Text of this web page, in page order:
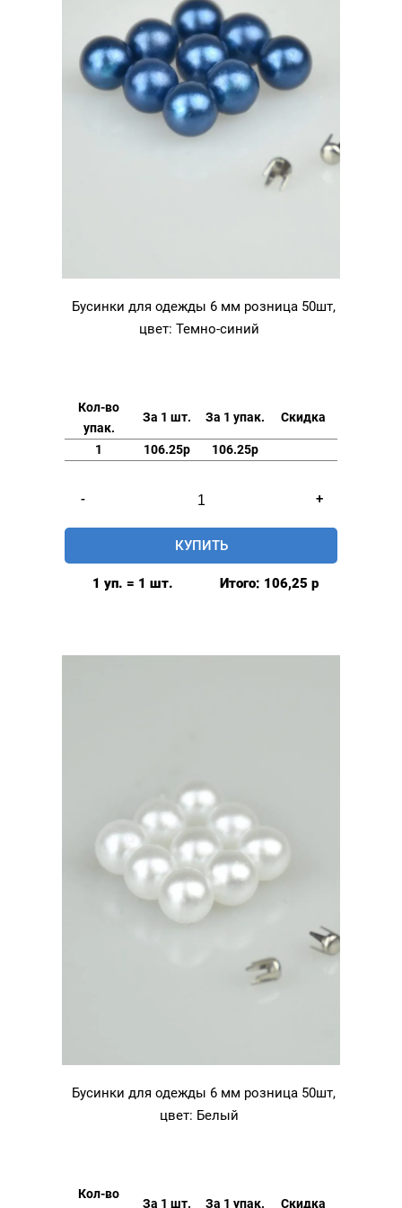
Бусинки для одежды 6 мм розница 50шт,
цвет: Темно-синий
Кол-во
упак.
За 1 шт. За 1 упак. Скидка
1 106.25р 106.25р
-
товара
Бусинки
для
+
КУПИТЬ
1 уп. = 1 шт. Итого: 106,25 р
Бусинки для одежды 6 мм розница 50шт,
цвет: Белый
Кол-во
За 1 шт. За 1 упак. Скидка